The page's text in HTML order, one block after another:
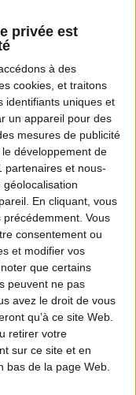
privée est
à des
cookies, et traitons
identifiants uniques et
un appareil pour des
mesures de publicité
développement de
partenaires et nous-
En cliquant, vous
Vous
consentement ou
et modifier vos
que certains
peuvent ne pas
avez le droit de vous
qu’à ce site Web.
retirer votre
sur ce site et en
bas de la page Web.